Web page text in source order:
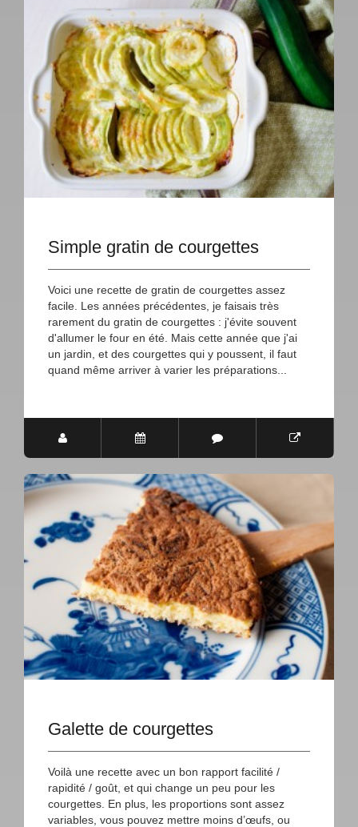
Simple gratin de courgettes
Voici une recette de gratin de courgettes assez
facile. Les années précédentes, je faisais très
rarement du gratin de courgettes : j'évite souvent
d'allumer le four en été. Mais cette année que j'ai
un jardin, et des courgettes qui y poussent, il faut
quand même arriver à varier les préparations...
Galette de courgettes
Voilà une recette avec un bon rapport facilité /
rapidité / goût, et qui change un peu pour les
courgettes. En plus, les proportions sont assez
variables, vous pouvez mettre moins d’œufs, ou